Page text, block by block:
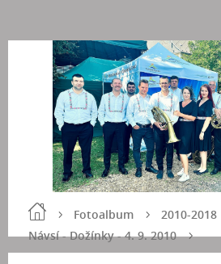
Fotoalbum
2010-2018
Návsí - Dožínky - 4. 9. 2010